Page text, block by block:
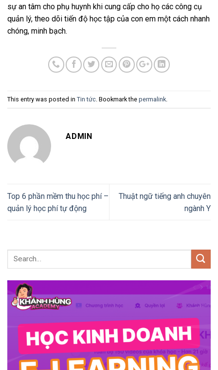
sự an tâm cho phụ huynh khi cung cấp cho họ các công cụ
quản lý, theo dõi tiến độ học tập của con em một cách nhanh
chóng, minh bạch.
This entry was posted in Tin tức . Bookmark the permalink
ADMIN
Top 6 phần mềm thu học phí –
quản lý học phí tự động
Thuật ngữ tiếng anh chuyên
ngành Y